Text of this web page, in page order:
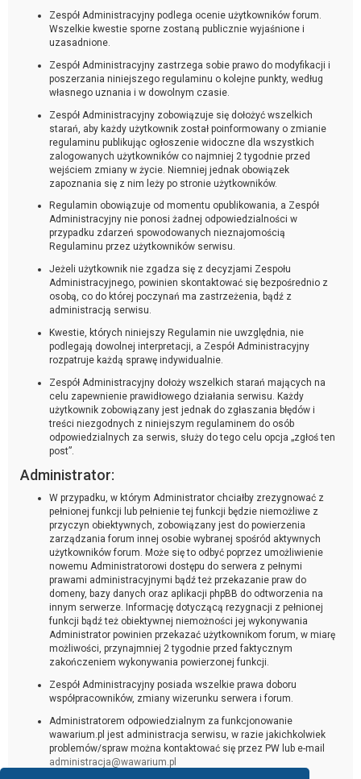
Zespół Administracyjny podlega ocenie użytkowników forum.
Wszelkie kwestie sporne zostaną publicznie wyjaśnione i
uzasadnione.
Zespół Administracyjny zastrzega sobie prawo do modyfikacji i
poszerzania niniejszego regulaminu o kolejne punkty, według
własnego uznania i w dowolnym czasie.
Zespół Administracyjny zobowiązuje się dołożyć wszelkich
starań, aby każdy użytkownik został poinformowany o zmianie
regulaminu publikując ogłoszenie widoczne dla wszystkich
zalogowanych użytkowników co najmniej 2 tygodnie przed
wejściem zmiany w życie. Niemniej jednak obowiązek
zapoznania się z nim leży po stronie użytkowników.
Regulamin obowiązuje od momentu opublikowania, a Zespół
Administracyjny nie ponosi żadnej odpowiedzialności w
przypadku zdarzeń spowodowanych nieznajomością
Regulaminu przez użytkowników serwisu.
Jeżeli użytkownik nie zgadza się z decyzjami Zespołu
Administracyjnego, powinien skontaktować się bezpośrednio z
osobą, co do której poczynań ma zastrzeżenia, bądź z
administracją serwisu.
Kwestie, których niniejszy Regulamin nie uwzględnia, nie
podlegają dowolnej interpretacji, a Zespół Administracyjny
rozpatruje każdą sprawę indywidualnie.
Zespół Administracyjny dołoży wszelkich starań mających na
celu zapewnienie prawidłowego działania serwisu. Każdy
użytkownik zobowiązany jest jednak do zgłaszania błędów i
treści niezgodnych z niniejszym regulaminem do osób
odpowiedzialnych za serwis, służy do tego celu opcja „zgłoś ten
post”.
Administrator:
W przypadku, w którym Administrator chciałby zrezygnować z
pełnionej funkcji lub pełnienie tej funkcji będzie niemożliwe z
przyczyn obiektywnych, zobowiązany jest do powierzenia
zarządzania forum innej osobie wybranej spośród aktywnych
użytkowników forum. Może się to odbyć poprzez umożliwienie
nowemu Administratorowi dostępu do serwera z pełnymi
prawami administracyjnymi bądź też przekazanie praw do
domeny, bazy danych oraz aplikacji phpBB do odtworzenia na
innym serwerze. Informację dotyczącą rezygnacji z pełnionej
funkcji bądź też obiektywnej niemożności jej wykonywania
Administrator powinien przekazać użytkownikom forum, w miarę
możliwości, przynajmniej 2 tygodnie przed faktycznym
zakończeniem wykonywania powierzonej funkcji.
Zespół Administracyjny posiada wszelkie prawa doboru
współpracowników, zmiany wizerunku serwera i forum.
Administratorem odpowiedzialnym za funkcjonowanie
wawarium.pl jest administracja serwisu, w razie jakichkolwiek
problemów/spraw można kontaktować się przez PW lub e-mail
administracja@wawarium.pl